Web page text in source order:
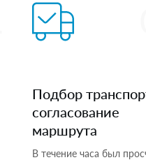
Подбор
согласование
маршрута
В течение часа был